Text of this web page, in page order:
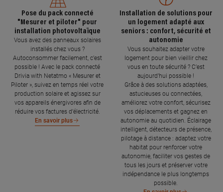
Pose du pack connecté
"Mesurer et piloter" pour
installation photovoltaïque
Vous avez des panneaux solaires
installés chez vous ?
Autoconsommer facilement, c’est
possible ! Avec le pack connecté
Drivia with Netatmo « Mesurer et
Piloter », suivez en temps réel votre
production solaire et agissez sur
vos appareils énergivores afin de
réduire vos factures d’électricité.
En savoir plus
Installation de solutions pour
un logement adapté aux
seniors : confort, sécurité et
autonomie
Vous souhaitez adapter votre
logement pour bien vieillir chez
vous en toute sécurité ? C’est
aujourd’hui possible !
Grâce à des solutions adaptées,
astucieuses ou connectées,
améliorez votre confort, sécurisez
vos déplacements et gagnez en
autonomie au quotidien. Éclairage
intelligent, détecteurs de présence,
pilotage à distance : adaptez votre
habitat pour renforcer votre
autonomie, faciliter vos gestes de
tous les jours et préserver votre
indépendance le plus longtemps
possible.